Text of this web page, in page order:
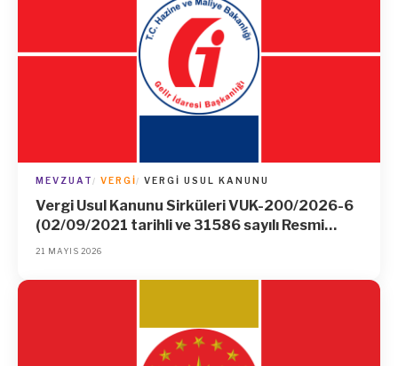
MEVZUAT VERGI VERGI USUL KANUNU
Vergi Usul Kanunu Sirküleri VUK-200/2026-6
(02/09/2021 tarihli ve 31586 sayılı Resmi
Gazete’de yayımlanan 531 Sıra No.lu Vergi
(1) numaralı fıkrasının (b) bendi ile belirlenen
21 MAYIS 2026